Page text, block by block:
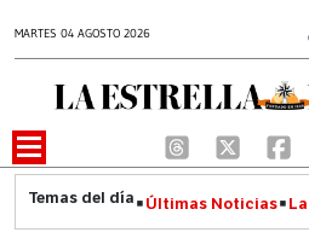
MARTES 04 AGOSTO 2026
Últimas Noticias